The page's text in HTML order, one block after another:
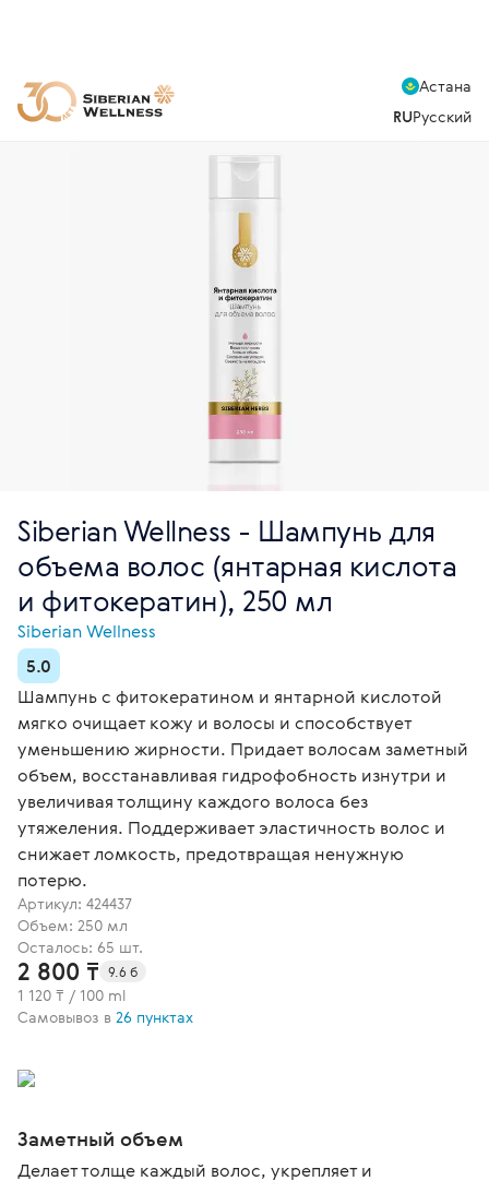
Астана
RUРусский
Siberian Wellness - Шампунь для
объема волос (янтарная кислота
и фитокератин), 250 мл
Siberian Wellness
5.0
Шампунь с фитокератином и янтарной кислотой
мягко очищает кожу и волосы и способствует
уменьшению жирности. Придает волосам заметный
объем, восстанавливая гидрофобность изнутри и
увеличивая толщину каждого волоса без
утяжеления. Поддерживает эластичность волос и
снижает ломкость, предотвращая ненужную
потерю.
Артикул: 424437
Объем: 250 мл
Осталось: 65 шт.
2 800 ₸ 9.6 б
1 120 ₸ / 100 ml
Самовывоз в 26 пунктах
Заметный объем
Делает толще каждый волос, укрепляет и